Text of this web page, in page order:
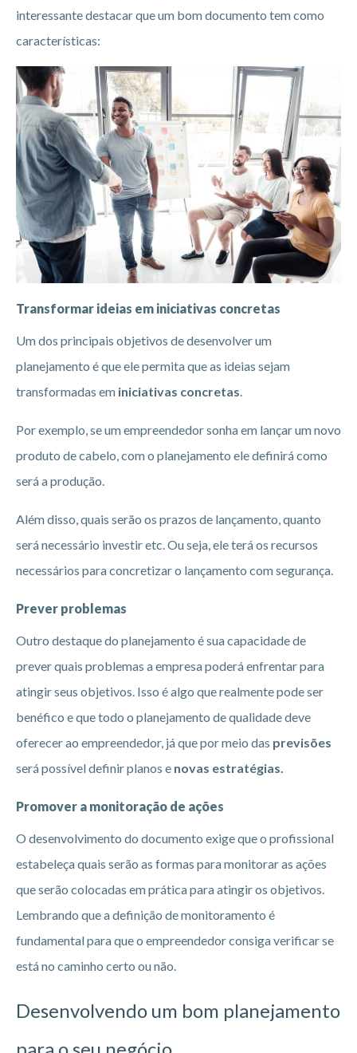
interessante destacar que um bom documento tem como
características:
Transformar ideias em iniciativas concretas
Um dos principais objetivos de desenvolver um
planejamento é que ele permita que as ideias sejam
transformadas em iniciativas concretas.
Por exemplo, se um empreendedor sonha em lançar um novo
produto de cabelo, com o planejamento ele definirá como
será a produção.
Além disso, quais serão os prazos de lançamento, quanto
será necessário investir etc. Ou seja, ele terá os recursos
necessários para concretizar o lançamento com segurança.
Prever problemas
Outro destaque do planejamento é sua capacidade de
prever quais problemas a empresa poderá enfrentar para
atingir seus objetivos. Isso é algo que realmente pode ser
benéfico e que todo o planejamento de qualidade deve
oferecer ao empreendedor, já que por meio das previsões
será possível definir planos e novas estratégias.
Promover a monitoração de ações
O desenvolvimento do documento exige que o profissional
estabeleça quais serão as formas para monitorar as ações
que serão colocadas em prática para atingir os objetivos.
Lembrando que a definição de monitoramento é
fundamental para que o empreendedor consiga verificar se
está no caminho certo ou não.
Desenvolvendo um bom planejamento